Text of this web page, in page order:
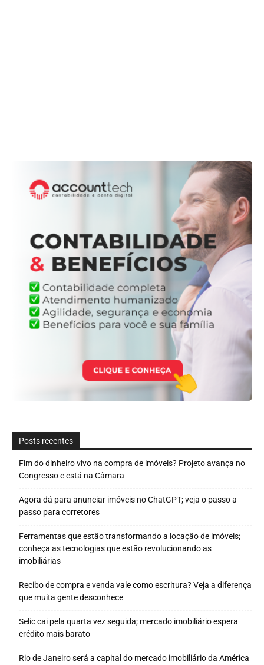
Posts recentes
Fim do dinheiro vivo na compra de imóveis? Projeto avança no
Congresso e está na Câmara
Agora dá para anunciar imóveis no ChatGPT; veja o passo a
passo para corretores
Ferramentas que estão transformando a locação de imóveis;
conheça as tecnologias que estão revolucionando as
imobiliárias
Recibo de compra e venda vale como escritura? Veja a diferença
que muita gente desconhece
Selic cai pela quarta vez seguida; mercado imobiliário espera
crédito mais barato
Rio de Janeiro será a capital do mercado imobiliário da América